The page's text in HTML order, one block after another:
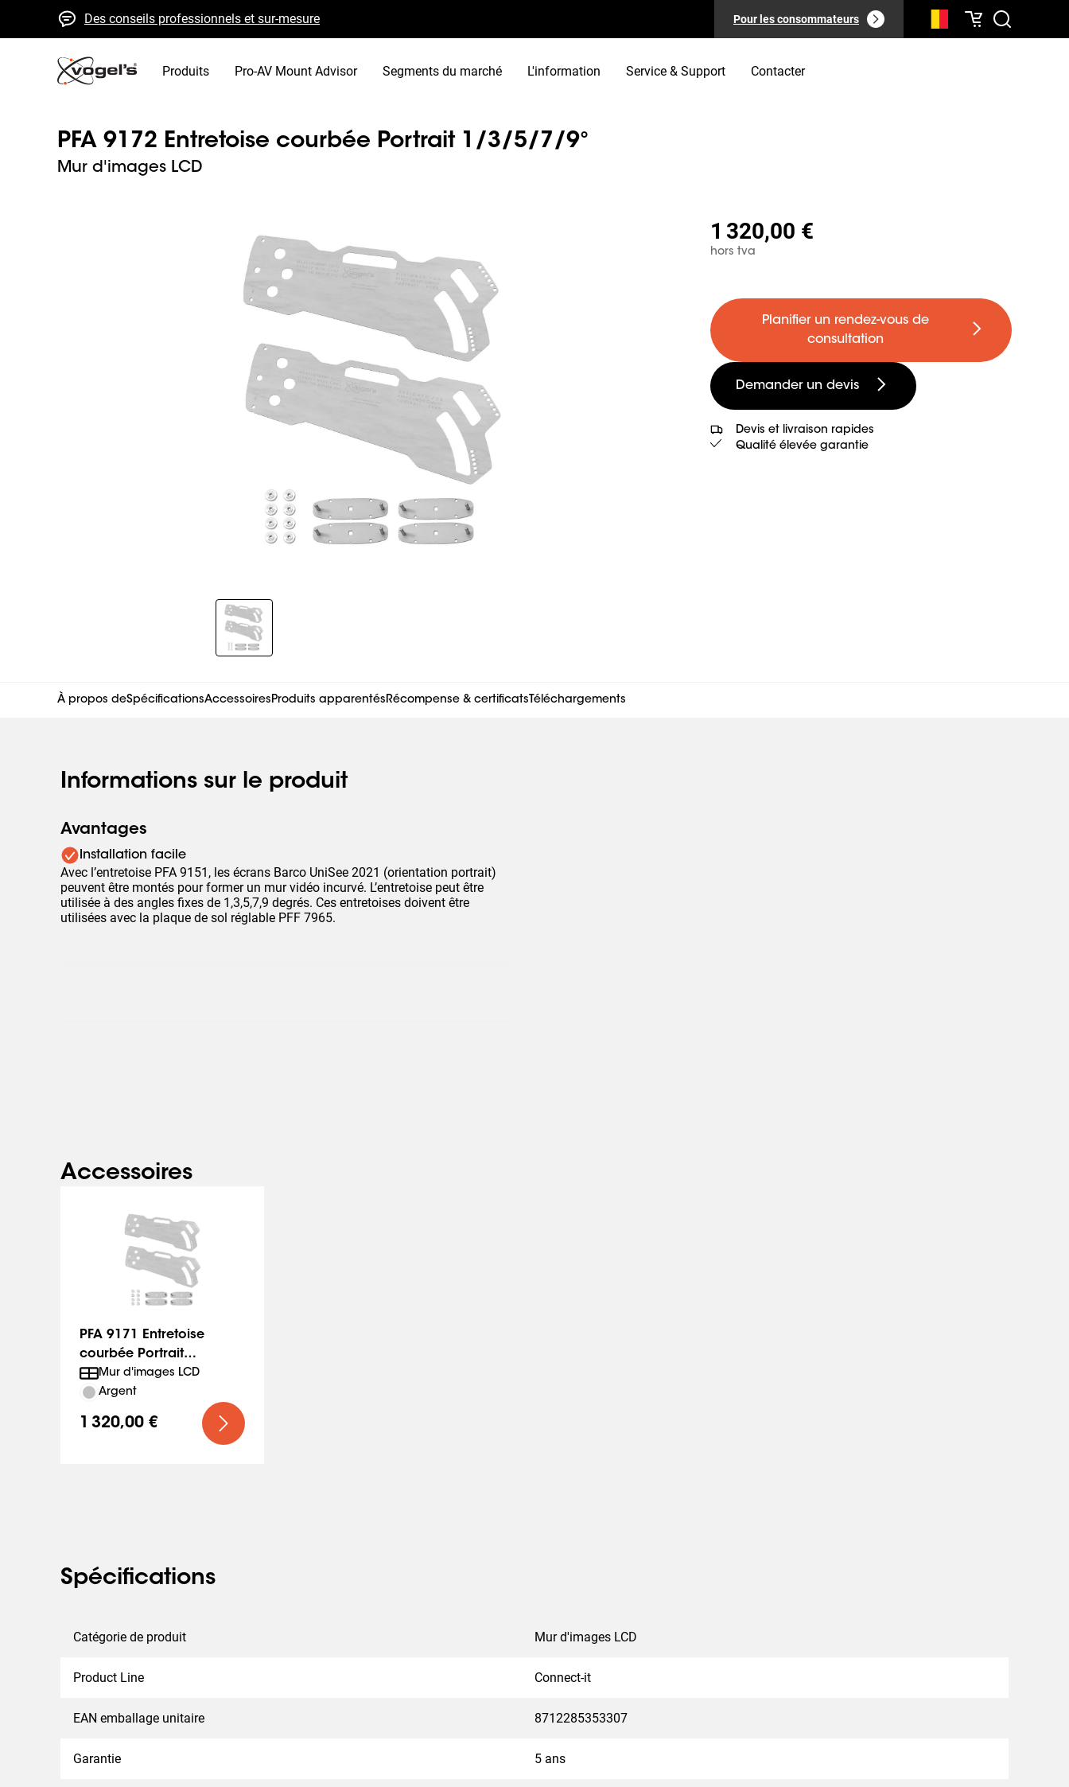
Des conseils professionnels et sur-mesure
Devis et livraison rapides
Qualité élevée garantie
Pour les consommateurs
Produits Pro-AV Mount Advisor Segments du marché L'information Service & Support Contacter
PFA 9172 Entretoise courbée Portrait 1/3/5/7/9°
Mur d'images LCD
Slide 1 of 1
1 320,00 €
hors tva
Planifier un rendez-vous de
consultation
Demander un devis
Devis et livraison rapides
Qualité élevée garantie
À propos deSpécificationsAccessoiresProduits apparentésRécompense & certificats Téléchargements
Informations sur le produit
Avantages
Installation facile
Avec l’entretoise PFA 9151, les écrans Barco UniSee 2021 (orientation portrait)
peuvent être montés pour former un mur vidéo incurvé. L’entretoise peut être
utilisée à des angles fixes de 1,3,5,7,9 degrés. Ces entretoises doivent être
utilisées avec la plaque de sol réglable PFF 7965.
Accessoires
PFA 9171 Entretoise
courbée Portrait
0/2/4/6/8/10°
Mur d'images LCD
Argent
1 320,00 €
Spécifications
Catégorie de produit Mur d'images LCD
Product Line Connect-it
EAN emballage unitaire 8712285353307
Garantie 5 ans